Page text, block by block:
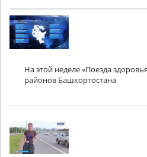
На этой неделе «Поезда
районов Башкортостана